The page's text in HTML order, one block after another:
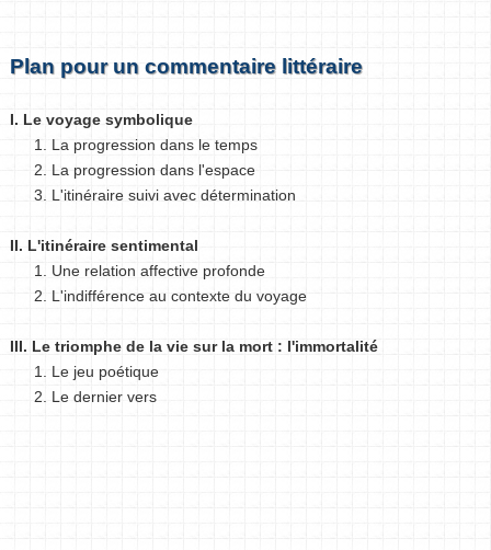
Plan pour un commentaire littéraire
I. Le voyage symbolique
1. La progression dans le temps
2. La progression dans l'espace
3. L'itinéraire suivi avec détermination
II. L'itinéraire sentimental
1. Une relation affective profonde
2. L'indifférence au contexte du voyage
III. Le triomphe de la vie sur la mort : l'immortalité
1. Le jeu poétique
2. Le dernier vers